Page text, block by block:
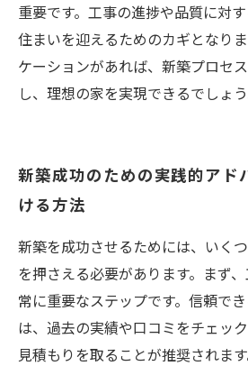
重要です。工事の進捗や品質に対
住まいを迎えるためのカギとなり
ケーションがあれば、新築プロセ
し、理想の家を実現できるでしょう
新築成功のための実践的アド
ける方法
新築を成功させるためには、いく
を押さえる必要があります。まず
常に重要なステップです。信頼で
は、過去の実績や口コミをチェッ
見積もりを取ることが推奨されま